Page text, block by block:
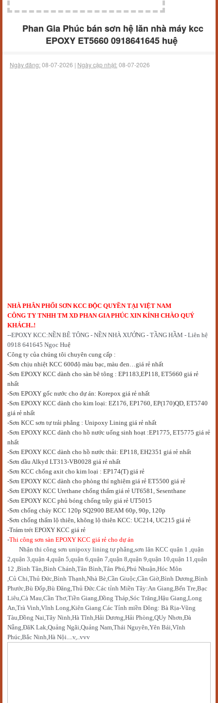
Phan Gia Phúc bán sơn hệ lăn nhà máy kcc
EPOXY ET5660 0918641645 huệ
Ngày đăng:08-07-2026 | Ngày cập nhật:08-07-2026
NHÀ PHÂN PHỐI SƠN KCC ĐỘC QUYỀN TẠI VIỆT NAM
CÔNG TY TNHH TM XD PHAN GIA PHÚC XIN KÍNH CHÀO QUÝ
KHÁCH..!
--EPOXY KCC:NỀN BÊ TÔNG - NỀN NHÀ XƯỞNG - TẦNG HẦM - Liên hệ
0918 641645 Ngọc Huệ
Công ty của chúng tôi chuyên cung cấp :
-Sơn chịu nhiệt KCC 600độ màu bạc, màu đen…giá rẻ nhất
-Sơn EPOXY KCC dành cho sàn bê tông : EP1183,EP118, ET5660 giá rẻ
nhất
-Sơn EPOXY gốc nước cho dự án: Korepox giá rẻ nhất
-Sơn EPOXY KCC dành cho kim loại: EZ176, EP1760, EP(170)QD, ET5740
giá rẻ nhất
-Sơn KCC sơn tự trải phẳng : Unipoxy Lining giá rẻ nhất
-Sơn EPOXY KCC dành cho hồ nước uống sinh hoạt :EP1775, ET5775 giá rẻ
nhất
-Sơn EPOXY KCC dành cho hồ nước thải: EP118, EH2351 giá rẻ nhất
-Sơn dầu Alkyd LT313-VB0028 giá rẻ nhất
-Sơn KCC chống axit cho kim loại : EP174(T) giá rẻ
-Sơn EPOXY KCC dành cho phòng thí nghiệm giá rẻ ET5500 giá rẻ
-Sơn EPOXY KCC Urethane chống thấm giá rẻ UT6581, Sesenthane
-Sơn EPOXY KCC phủ bóng chống trầy giá rẻ UT5015
-Sơn chống cháy KCC 120p SQ2900 BEAM 60p, 90p, 120p
-Sơn chống thấm lộ thiên, không lộ thiên KCC: UC214, UC215 giá rẻ
-Trám trét EPOXY KCC giá rẻ
-Thi công sơn sàn EPOXY KCC giá rẻ cho dự án
Nhận thi công sơn unipoxy lining tự phẳng,sơn lăn KCC quận 1 ,quận
2,quận 3,quận 4,quận 5,quận 6,quận 7,quận 8,quận 9,quận 10,quận 11,quận
12 ,Bình Tân,Bình Chánh,Tân Bình,Tân Phú,Phú Nhuận,Hóc Môn
,Củ Chi,Thủ Đức,Bình Thạnh,Nhà Bè,Cần Giuộc,Cần Giờ,Bình Dương,Bình
Phước,Bù Đốp,Bù Đăng,Thủ Đức.Các tỉnh Miền Tây:An Giang,Bến Tre,Bạc
Liêu,Cà Mau,Cần Thơ,Tiền Giang,Đồng Tháp,Sóc Trăng,Hậu Giang,Long
An,Trà Vinh,Vĩnh Long,Kiên Giang.Các Tỉnh miền Đông: Bà Rịa-Vũng
Tàu,Đồng Nai,Tây Ninh,Hà Tĩnh,Hải Dương,Hải Phòng,QUy Nhơn,Đà
Nẵng,ĐăK Lak,Quảng Ngãi,Quảng Nam,Thái Nguyên,Yên Bái,Vĩnh
Phúc,Bắc Ninh,Hà Nội....v,..vvv